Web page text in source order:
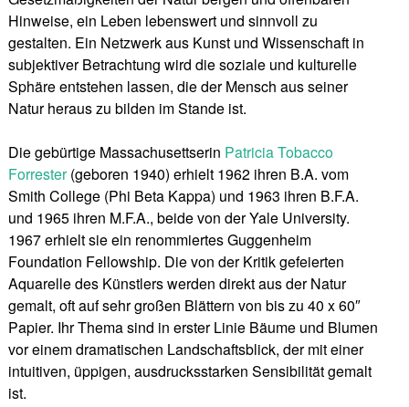
Hinweise, ein Leben lebenswert und sinnvoll zu
gestalten. Ein Netzwerk aus Kunst und Wissenschaft in
subjektiver Betrachtung wird die soziale und kulturelle
Sphäre entstehen lassen, die der Mensch aus seiner
Natur heraus zu bilden im Stande ist.
Die gebürtige Massachusettserin Patricia Tobacco
Forrester(geboren 1940) erhielt 1962 ihren B.A. vom
Smith College (Phi Beta Kappa) und 1963 ihren B.F.A.
und 1965 ihren M.F.A., beide von der Yale University.
1967 erhielt sie ein renommiertes Guggenheim
Foundation Fellowship. Die von der Kritik gefeierten
Aquarelle des Künstlers werden direkt aus der Natur
gemalt, oft auf sehr großen Blättern von bis zu 40 x 60″
Papier. Ihr Thema sind in erster Linie Bäume und Blumen
vor einem dramatischen Landschaftsblick, der mit einer
intuitiven, üppigen, ausdrucksstarken Sensibilität gemalt
ist.